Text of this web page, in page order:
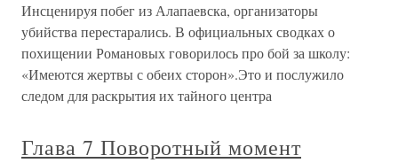
Инсценируя побег из Алапаевска, организаторы
убийства перестарались. В официальных сводках о
похищении Романовых говорилось про бой за школу:
«Имеются жертвы с обеих сторон».Это и послужило
следом для раскрытия их тайного центра
Глава 7 Поворотный момент